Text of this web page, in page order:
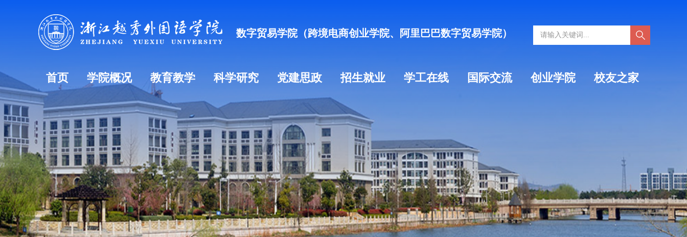
数字贸易学院（跨境电商创业学院、阿里巴巴数字贸易学院）
首页 学院概况 教育教学 科学研究 党建思政 招生就业 学工在线 国际交流 创业学院 校友之家